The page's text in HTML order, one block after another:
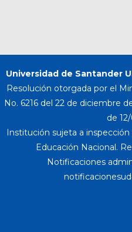
Universidad de Santander
Resolución otorgada por el
No. 6216 del 22 de diciembre
de
Institución sujeta a
Educación Nacional.
Notificaciones